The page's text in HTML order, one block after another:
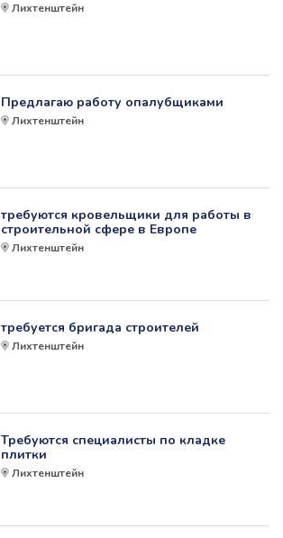
Лихтенштейн
Предлагаю работу опалубщиками
Лихтенштейн
требуются кровельщики для работы в
строительной сфере в Европе
Лихтенштейн
требуется бригада строителей
Лихтенштейн
Требуются специалисты по кладке
плитки
Лихтенштейн